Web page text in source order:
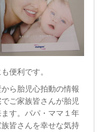
便利です。
ら胎児心拍動の情報
ご家族皆さんが胎児
す。パパ・ママ１年
皆さんを幸せな気持